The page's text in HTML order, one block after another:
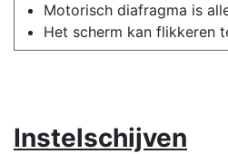
Motorisch diafragma is
Het scherm kan flikkeren
Instelschijven